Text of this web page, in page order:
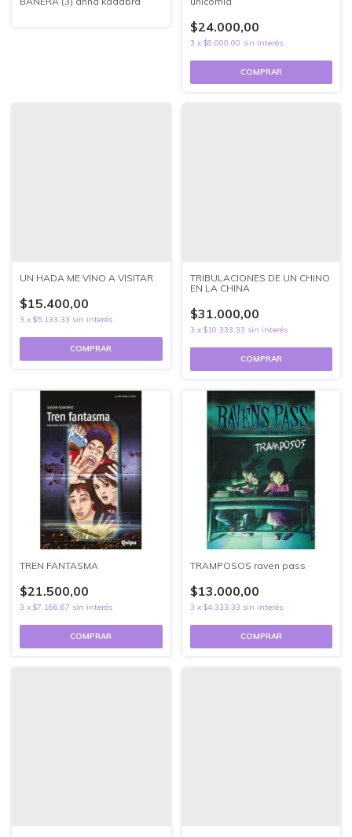
$24.000,00
3 x $8.000,00 sin interés
UN HADA ME VINO A VISITAR
$15.400,00
3 x $5.133,33 sin interés
TRIBULACIONES DE UN CHINO
EN LA CHINA
$31.000,00
3 x $10.333,33 sin interés
TREN FANTASMA
$21.500,00
3 x $7.166,67 sin interés
TRAMPOSOS raven pass
$13.000,00
3 x $4.333,33 sin interés